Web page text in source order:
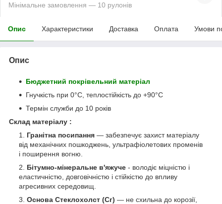
Мінімальне замовлення — 10 рулонів
Опис Характеристики Доставка Оплата Умови
Опис
Бюджетний покрівельний матеріал
Гнучкість при 0°С, теплостійкість до +90°С
Термін служби до 10 років
Склад матеріалу :
Гранітна посипання — забезпечує захист матеріалу
від механічних пошкоджень, ультрафіолетових променів
і поширення вогню.
Бітумно-мінеральне в'яжуче - володіє міцністю і
еластичністю, довговічністю і стійкістю до впливу
агресивних середовищ.
Основа Стеклохолст (Сг) — не схильна до корозії,